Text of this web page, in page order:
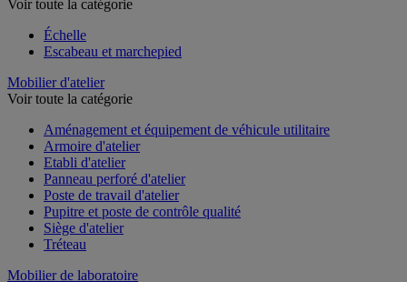
Voir toute la catégorie
Échelle
Escabeau et marchepied
Mobilier d'atelier
Voir toute la catégorie
Aménagement et équipement de véhicule utilitaire
Armoire d'atelier
Etabli d'atelier
Panneau perforé d'atelier
Poste de travail d'atelier
Pupitre et poste de contrôle qualité
Siège d'atelier
Tréteau
Mobilier de laboratoire